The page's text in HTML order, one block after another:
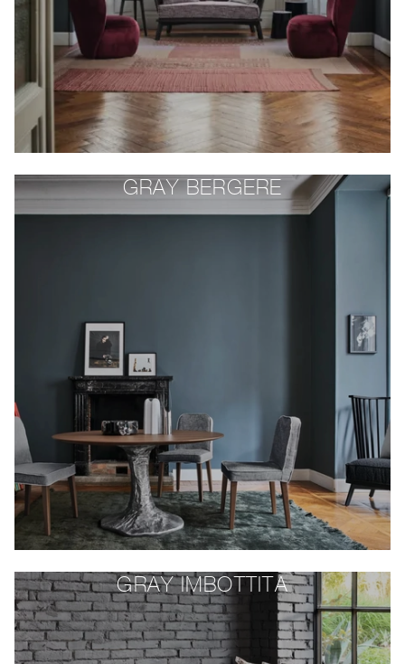
GRAY BERGERE
GRAY IMBOTTITA